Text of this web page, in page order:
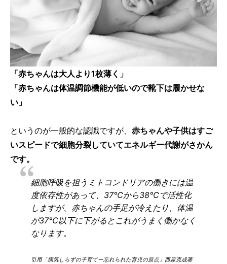
「赤ちゃんは大人より1枚薄く」
「赤ちゃんは体温調節機能が低いので靴下は履かせな
い」
というのが一般的な認識ですが、 赤ちゃんや子供はすご
いスピードで細胞分裂していてエネルギー代謝がさかん
です。
細胞呼吸を担うミトコンドリアの働きには温
度依存性があって、37℃から38℃で活性化
しますが、赤ちゃんの手足が冷えたり、体温
が37℃以下に下がるとこれがうまく働かなく
なります。
引用「病気しらずの子育てー忘れられた育児の原点」西原克成著